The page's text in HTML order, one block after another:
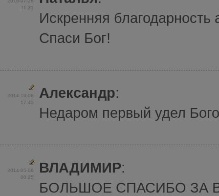
11:31
Искренняя благодарность
Спаси Бог!
2014-10-06
17:45
Александр:
Недаром первый удел
2014-05-06
00:25
ВЛАДИМИР:
БОЛЬШОЕ СПАСИБО ЗА